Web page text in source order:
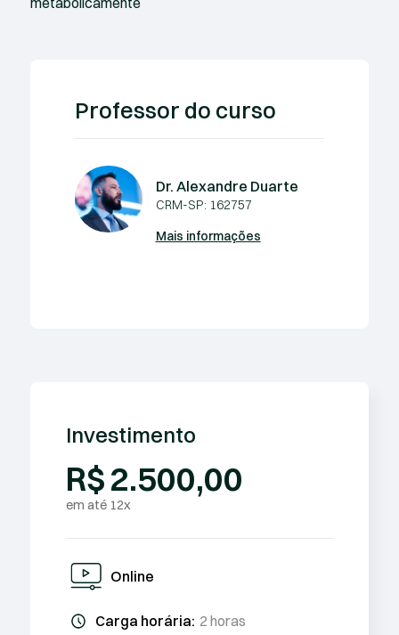
Professor do curso
Dr. Alexandre Duarte
CRM-SP: 162757
Mais informações
Investimento
R$2.500,00
em até 12x
Online
Carga horária: 2 horas